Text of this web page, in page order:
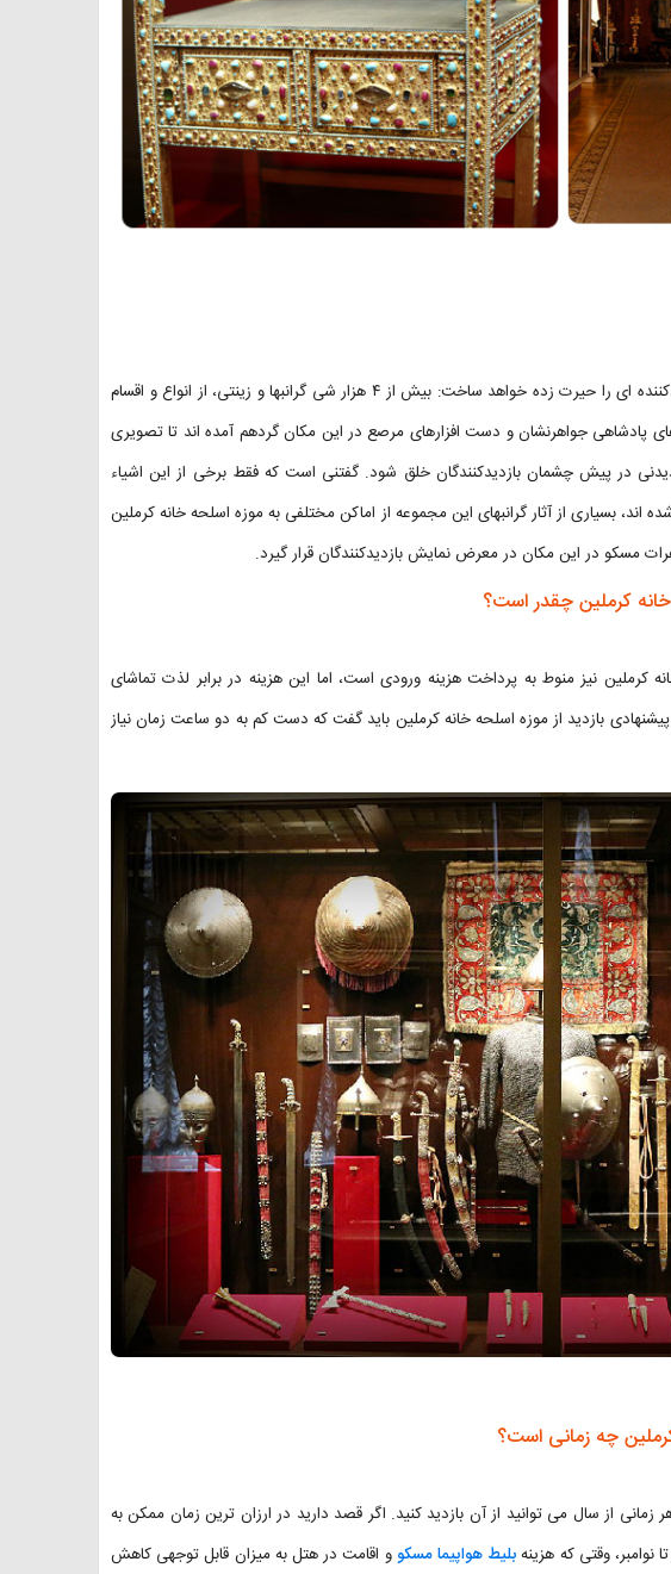
تنوع آثار موجود در موزه اسلحه خانه کرملین هر بازدیدکننده ای را حیرت زده خواهد ساخت: بیش از ۴ هزار شی گرانبها و زینتی، از انواع و اقسام
پادشاهی جواهرنشان و دست افزارهای مرصع در این مکان گردهم آمده اند تا تصویری
در پیش چشمان بازدیدکنندگان خلق شود. گفتنی است که فقط برخی از این اشیاء
اند، بسیاری از آثار گرانبهای این مجموعه از اماکن مختلفی به موزه اسلحه خانه کرملین
مسکو در این مکان در معرض نمایش بازدیدکنندگان قرار گیرد.
خانه کرملین چقدر است؟
کرملین نیز منوط به پرداخت هزینه ورودی است، اما این هزینه در برابر لذت تماشای
بازدید از موزه اسلحه خانه کرملین باید گفت که دست کم به دو ساعت زمان نیاز
چه زمانی است؟
از سال می توانید از آن بازدید کنید. اگر قصد دارید در ارزان ترین زمان ممکن به
وقتی که هزینهبلیط هواپیما مسکوو اقامت در هتل به میزان قابل توجهی کاهش